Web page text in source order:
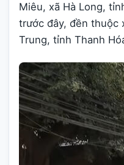
Miêu, xã Hà Long,
trước đây, đền thuộc
Trung, tỉnh Thanh